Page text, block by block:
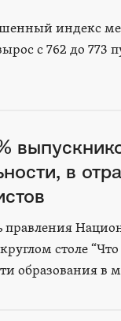
индекс
с 762 до
в
правления
столе
образования в